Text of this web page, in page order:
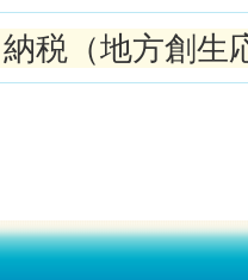
税（地方創生